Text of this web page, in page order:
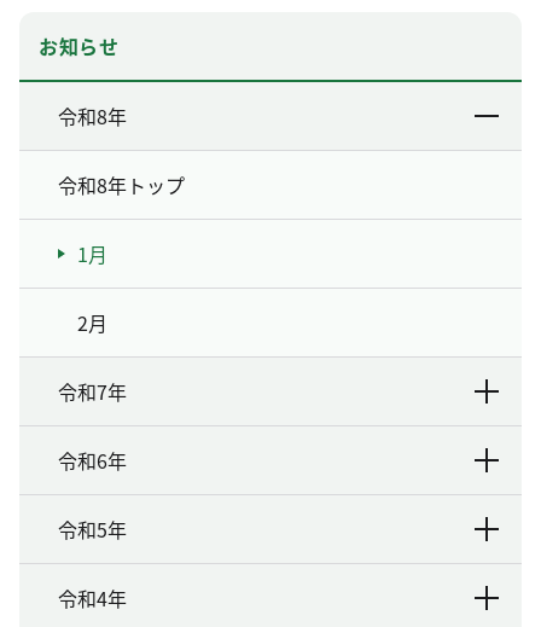
お知らせ
令和8年
令和8年トップ
1月
2月
令和7年
令和6年
令和5年
令和4年